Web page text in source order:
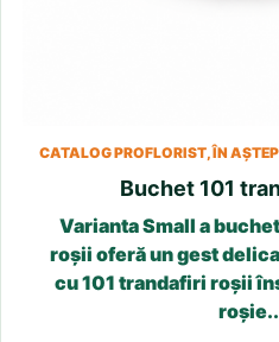
CATALOG PROFLORIST, ÎN
Buchet 101
Varianta Small a
roșii oferă un gest
cu 101 trandafiri roșii